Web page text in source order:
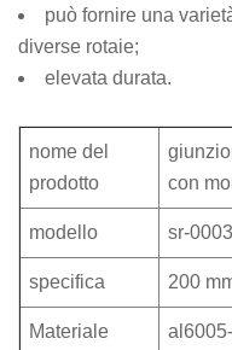
può fornire una
diverse rotaie;
elevata durata.
nome del
prodotto
con
modello sr-0003
specifica 200
Materiale